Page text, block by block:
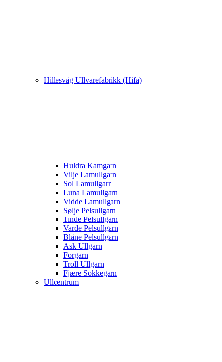
Hillesvåg Ullvarefabrikk (Hifa)
Huldra Kamgarn
Vilje Lamullgarn
Sol Lamullgarn
Luna Lamullgarn
Vidde Lamullgarn
Sølje Pelsullgarn
Tinde Pelsullgarn
Varde Pelsullgarn
Blåne Pelsullgarn
Ask Ullgarn
Forgarn
Troll Ullgarn
Fjære Sokkegarn
Ullcentrum